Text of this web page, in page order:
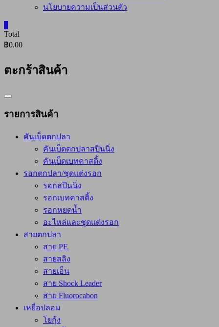
นโยบายความเป็นส่วนตัว
Total
฿0.00
ตะกร้าสินค้า
Catalog
รายการสินค้า
คันเบ็ดตกปลา
คันเบ็ดตกปลาสปินนิ่ง
คันเบ็ดเบทคาสติ้ง
รอกตกปลา/ชุดแต่งรอก
รอกสปินนิ่ง
รอกเบทคาสติ้ง
รอกหยดน้ำ
อะไหล่และชุดแต่งรอก
สายตกปลา
สาย PE
สายสลิง
สายเอ็น
สาย Shock Leader
สาย Fluorocabon
เหยื่อปลอม
โยกุ้ง